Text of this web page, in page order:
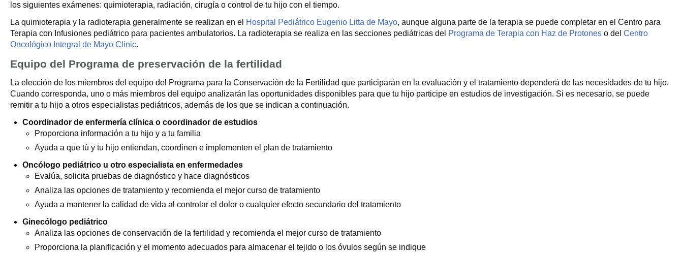
los siguientes exámenes: quimioterapia, radiación, cirugía o control de tu hijo con el tiempo.
La quimioterapia y la radioterapia generalmente se realizan en el Hospital Pediátrico Eugenio Litta de Mayo, aunque alguna parte de la terapia se puede completar en el Centro para
Terapia con Infusiones pediátrico para pacientes ambulatorios. La radioterapia se realiza en las secciones pediátricas del Programa de Terapia con Haz de Protones o del Centro
Oncológico Integral de Mayo Clinic.
Equipo del Programa de preservación de la fertilidad
La elección de los miembros del equipo del Programa para la Conservación de la Fertilidad que participarán en la evaluación y el tratamiento dependerá de las necesidades de tu hijo.
Cuando corresponda, uno o más miembros del equipo analizarán las oportunidades disponibles para que tu hijo participe en estudios de investigación. Si es necesario, se puede
remitir a tu hijo a otros especialistas pediátricos, además de los que se indican a continuación.
Coordinador de enfermería clínica o coordinador de estudios
Proporciona información a tu hijo y a tu familia
Ayuda a que tú y tu hijo entiendan, coordinen e implementen el plan de tratamiento
Oncólogo pediátrico u otro especialista en enfermedades
Evalúa, solicita pruebas de diagnóstico y hace diagnósticos
Analiza las opciones de tratamiento y recomienda el mejor curso de tratamiento
Ayuda a mantener la calidad de vida al controlar el dolor o cualquier efecto secundario del tratamiento
Ginecólogo pediátrico
Analiza las opciones de conservación de la fertilidad y recomienda el mejor curso de tratamiento
Proporciona la planificación y el momento adecuados para almacenar el tejido o los óvulos según se indique